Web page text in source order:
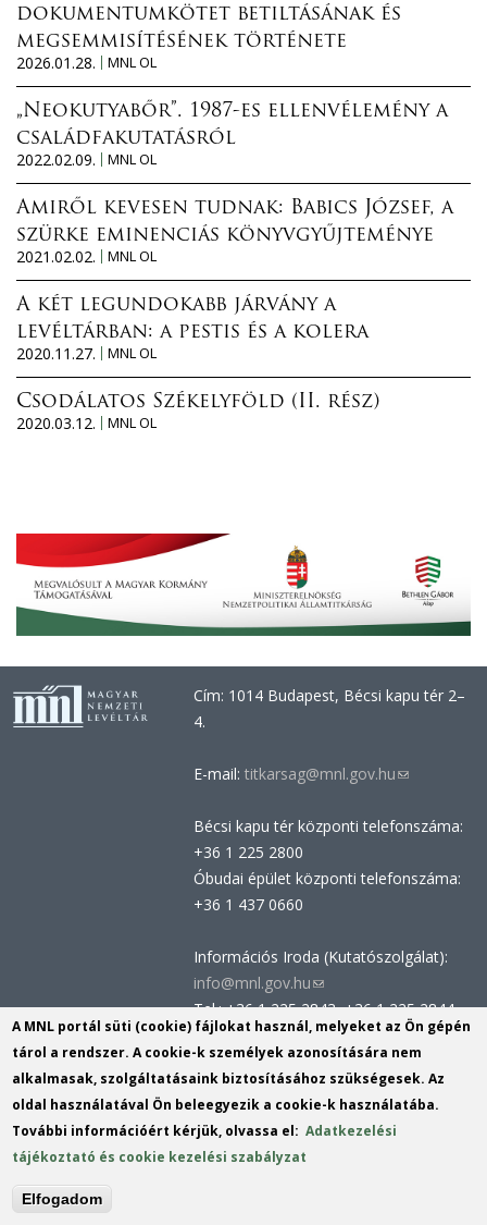
dokumentumkötet betiltásának és
megsemmisítésének története
2026.01.28.
MNL OL
„Neokutyabőr”. 1987-es ellenvélemény a
családfakutatásról
2022.02.09.
MNL OL
Amiről kevesen tudnak: Babics József, a
szürke eminenciás könyvgyűjteménye
2021.02.02.
MNL OL
A két legundokabb járvány a
levéltárban: a pestis és a kolera
2020.11.27.
MNL OL
Csodálatos Székelyföld (II. rész)
2020.03.12.
MNL OL
Cím: 1014 Budapest, Bécsi kapu tér 2–
4.
E-mail: titkarsag@mnl.gov.hu(link
e-
Bécsi kapu tér központi telefonszáma:
+36 1 225 2800
Óbudai épület központi telefonszáma:
+36 1 437 0660
Információs Iroda (Kutatószolgálat):
info@mnl.gov.hu(link
sends
e-
mail)
Tel.: +36 1 225 2843, +36 1 225 2844
Postacím: 1014 Budapest, Bécsi kapu
tér 2-4.
Felnőttképzési nyilvántartási szám:
B/2020/002162
Engedélyszám: E/2020/000419
A MNL portál süti (cookie) fájlokat használ, melyeket az Ön gépén
tárol a rendszer. A cookie-k személyek azonosítására nem
alkalmasak, szolgáltatásaink biztosításához szükségesek. Az
oldal használatával Ön beleegyezik a cookie-k használatába.
További információért kérjük, olvassa el:Adatkezelési
tájékoztató és cookie kezelési szabályzat
Elfogadom